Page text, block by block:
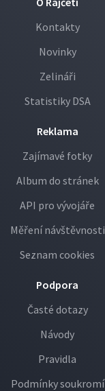
Kontakty
Novinky
Zelináři
Statistiky DSA
Reklama
Zajímavé fotky
Album do stránek
API pro vývojáře
Měření návštěvnosti
Seznam cookies
Podpora
Časté dotazy
Návody
Pravidla
Podmínky soukromí